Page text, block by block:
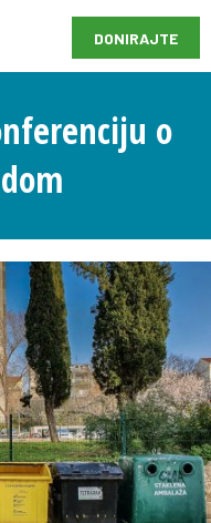
DONIRAJTE
o